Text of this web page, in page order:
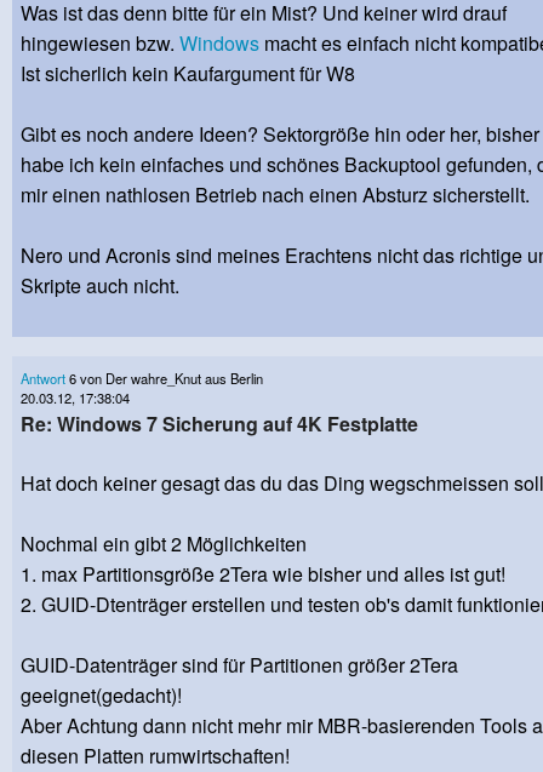
Was ist das denn bitte für ein Mist? Und keiner wird drauf
hingewiesen bzw. Windows macht es einfach nicht
Ist sicherlich kein Kaufargument für W8
Gibt es noch andere Ideen? Sektorgröße hin oder her, bisher
habe ich kein einfaches und schönes Backuptool gefunden,
mir einen nathlosen Betrieb nach einen Absturz sicherstellt.
Nero und Acronis sind meines Erachtens nicht das richtige
Skripte auch nicht.
Antwort6 von Der wahre_Knut aus Berlin
20.03.12, 17:38:04
Re: Windows 7 Sicherung auf 4K Festplatte
Hat doch keiner gesagt das du das Ding wegschmeissen
Nochmal ein gibt 2 Möglichkeiten
1. max Partitionsgröße 2Tera wie bisher und alles ist gut!
2. GUID-Dtenträger erstellen und testen ob's damit
GUID-Datenträger sind für Partitionen größer 2Tera
geeignet(gedacht)!
Aber Achtung dann nicht mehr mir MBR-basierenden Tools
diesen Platten rumwirtschaften!